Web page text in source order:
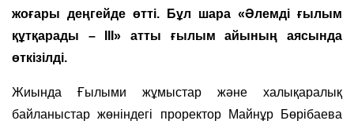
жоғары деңгейде өтті. Бұл шара «Әлемді ғылым
құтқарады – III» атты ғылым айының аясында
өткізілді.
Жиында Ғылыми жұмыстар және халықаралық
байланыстар жөніндегі проректор Майнұр Бөрібаева